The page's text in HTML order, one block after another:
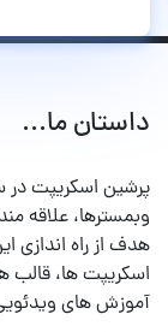
داستان ما...
وبمسترها، علاقه
هدف از راه اندازی
اسکریپت ها، قالب
آموزش های